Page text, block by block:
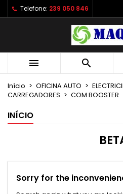
Telefone: 239 050 846
 
Início OFICINA AUTO
CARREGADORES
COM BOOSTER
INÍCIO
Sorry for the
As minhas listas
Criar uma lista
((modalTitle))
((confirmMessage))
Criar lista de
Nome da lista de desejos
Cancelar
Entrar
É necessário ter sessão
produtos na sua lista de